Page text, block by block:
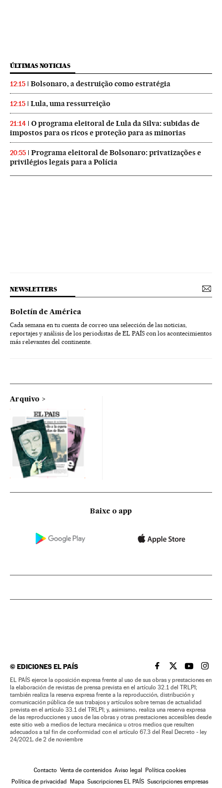
ÚLTIMAS NOTICIAS
12:15 Bolsonaro, a destruição como estratégia
12:15 Lula, uma ressurreição
21:14
O programa eleitoral de Lula da Silva: subidas de
impostos para os ricos e proteção para as minorias
20:55
Programa eleitoral de Bolsonaro: privatizações e
privilégios legais para a Polícia
NEWSLETTERS
Boletín de América
Cada semana en tu cuenta de correo una selección de las noticias,
reportajes y análisis de los periodistas de EL PAÍS con los acontecimientos
más relevantes del continente.
Arquivo
Baixe o app
©EDICIONES EL PAÍS EL PAÍS BRASIL EN
EL PAÍSEL PAÍS
EL
EL PAÍS ejerce la oposición expresa frente al uso de sus obras y prestaciones en
la elaboración de revistas de prensa prevista en el artículo 32.1 del TRLPI;
también realiza la reserva expresa frente a la reproducción, distribución y
comunicación pública de sus trabajos y artículos sobre temas de actualidad
prevista en el artículo 33.1 del TRLPI; y, asimismo, realiza una reserva expresa
de las reproducciones y usos de las obras y otras prestaciones accesibles desde
este sitio web a medios de lectura mecánica u otros medios que resulten
adecuados a tal fin de conformidad con el artículo 67.3 del Real Decreto - ley
24/2021, de 2 de noviembre
Contacto Venta de contenidos Aviso legal
Política cookies
Política de privacidad
Mapa Suscripciones EL PAÍS Suscripciones empresas